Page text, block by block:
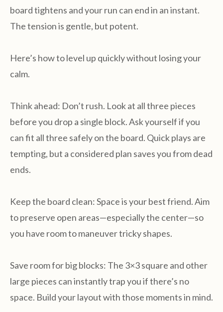
board tightens and your run can end in an instant.
The tension is gentle, but potent.
Here’s how to level up quickly without losing your
calm.
Think ahead: Don’t rush. Look at all three pieces
before you drop a single block. Ask yourself if you
can fit all three safely on the board. Quick plays are
tempting, but a considered plan saves you from dead
ends.
Keep the board clean: Space is your best friend. Aim
to preserve open areas—especially the center—so
you have room to maneuver tricky shapes.
Save room for big blocks: The 3×3 square and other
large pieces can instantly trap you if there’s no
space. Build your layout with those moments in mind.